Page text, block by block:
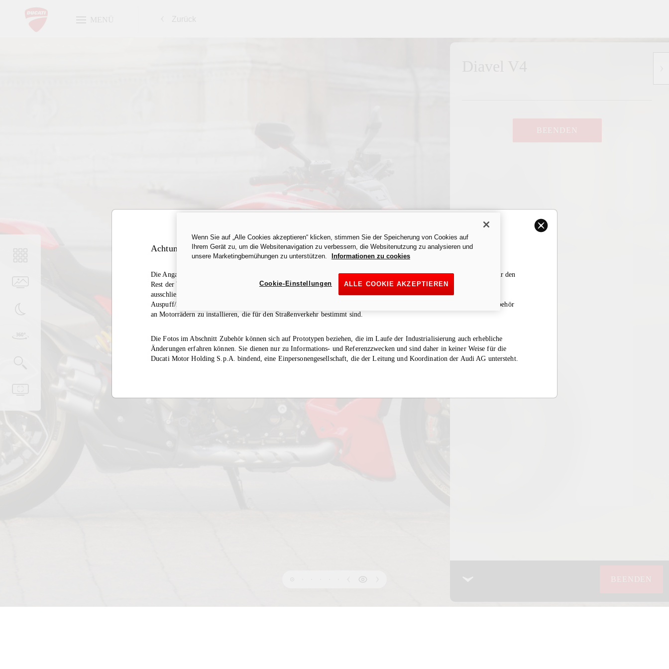
MENÜ Zurück
BEENDEN
BEENDEN
Achtung
Die Angabe der Homologation eines Auspuffs/Zubehörs in einem bestimmten Land ist nur auf dieses Land beschränkt. Für den
Rest der Welt gilt derselbe Auspuff/dasselbe Zubehör als "Rennsport" und ist daher für Rennfahrzeuge bestimmt, die
ausschließlich auf geschlossenen Rennstrecken eingesetzt werden. Es ist gesetzlich verboten, das Motorrad mit diesem
Auspuff/Zubehör außerhalb geschlossener Rennstrecken zu benutzen, und es ist daher nicht gestattet, den Auspuff/das Zubehör
an Motorrädern zu installieren, die für den Straßenverkehr bestimmt sind.
Die Fotos im Abschnitt Zubehör können sich auf Prototypen beziehen, die im Laufe der Industrialisierung auch erhebliche
Änderungen erfahren können. Sie dienen nur zu Informations- und Referenzzwecken und sind daher in keiner Weise für die
Ducati Motor Holding S.p.A. bindend, eine Einpersonengesellschaft, die der Leitung und Koordination der Audi AG untersteht.
Wenn Sie auf „Alle Cookies akzeptieren“ klicken, stimmen Sie der Speicherung von Cookies auf
Ihrem Gerät zu, um die Websitenavigation zu verbessern, die Websitenutzung zu analysieren und
unsere Marketingbemühungen zu unterstützen.
Informationen zu cookies
ALLE COOKIE AKZEPTIEREN
Cookie-Einstellungen